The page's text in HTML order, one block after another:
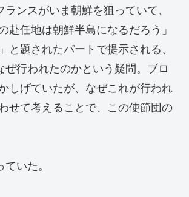
ンスがいま朝鮮を狙っていて、
任地は朝鮮半島になるだろう」
題されたパートで提示される、
行われたのかという疑問。ブロ
しげていたが、なぜこれが行われ
せて考えることで、この使節団の
いた。